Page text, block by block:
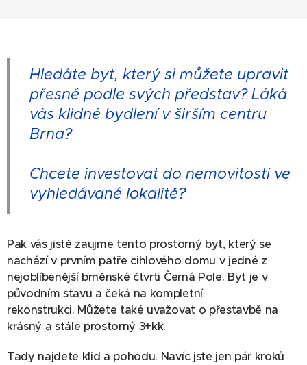
Hledáte byt, který si můžete upravit
přesně podle svých představ? Láká
vás klidné bydlení v širším centru
Brna?
Chcete investovat do nemovitosti ve
vyhledávané lokalitě?
Pak vás jistě zaujme tento prostorný byt, který se
nachází v prvním patře cihlového domu v jedné z
nejoblíbenější brněnské čtvrti Černá Pole. Byt je v
původním stavu a čeká na kompletní
rekonstrukci. Můžete také uvažovat o přestavbě na
krásný a stále prostorný 3+kk.
Tady najdete klid a pohodu. Navíc jste jen pár kroků